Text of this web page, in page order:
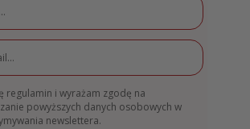
regulamin i wyrażam zgodę na
powyższych danych osobowych w
newslettera.